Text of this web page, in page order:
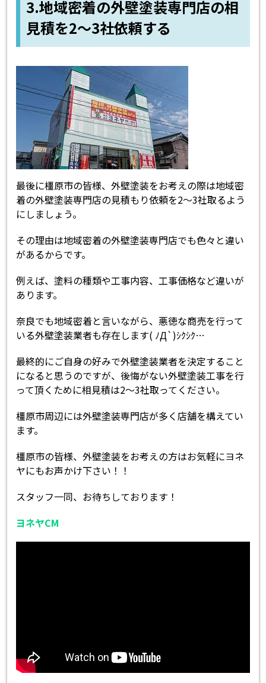
3.地域密着の外壁塗装専門店の相
見積を2～3社依頼する
最後に橿原市の皆様、外壁塗装をお考えの際は地域密
着の外壁塗装専門店の見積もり依頼を2～3社取るよう
にしましょう。
その理由は地域密着の外壁塗装専門店でも色々と違い
があるからです。
例えば、塗料の種類や工事内容、工事価格など違いが
あります。
奈良でも地域密着と言いながら、悪徳な商売を行って
いる外壁塗装業者も存在します( ﾉД`)ｼｸｼｸ…
最終的にご自身の好みで外壁塗装業者を決定すること
になると思うのですが、後悔がない外壁塗装工事を行
って頂くために相見積は2～3社取ってください。
橿原市周辺には外壁塗装専門店が多く店舗を構えてい
ます。
橿原市の皆様、外壁塗装をお考えの方はお気軽にヨネ
ヤにもお声かけ下さい！！
スタッフ一同、お待ちしております！
ヨネヤCM